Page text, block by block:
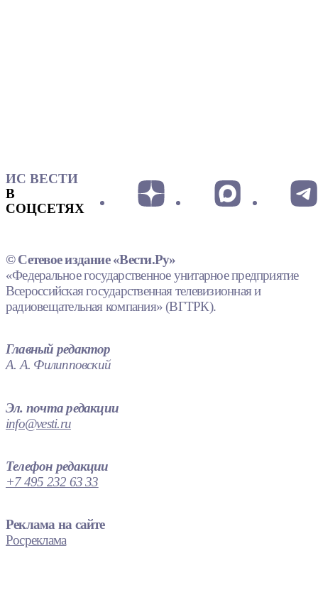
ИС ВЕСТИ
В
СОЦСЕТЯХ
© Сетевое издание «Вести.Ру»
«Федеральное государственное унитарное предприятие
Всероссийская государственная телевизионная и
радиовещательная компания» (ВГТРК).
Главный редактор
А. А. Филипповский
Эл. почта редакции
info@vesti.ru
Телефон редакции
+7 495 232 63 33
Реклама на сайте
Росреклама